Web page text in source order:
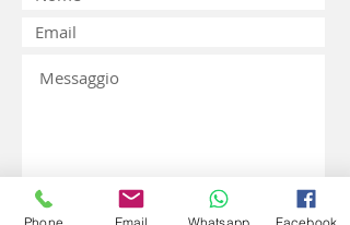
Phone Email Whatsapp Facebook